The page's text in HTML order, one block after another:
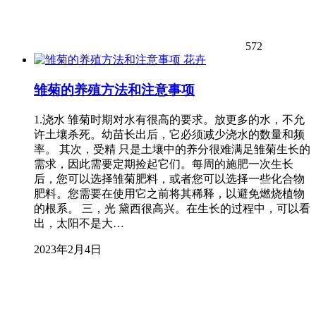
572
花卉
雏菊的养殖方法和注意事项
1.浇水 雏菊时期对水有很高的要求。放更多的水，不允
许土壤杀死。幼苗长出后，它必须减少浇水的数量和频
率。 其次，受精 只是土壤中的养分很难满足雏菊生长的
需求，因此需要定期捡起它们。每周的施肥一次生长
后，您可以选择雏菊肥料，或者您可以选择一些化合物
肥料。您需要在使用它之前将其稀释，以避免燃烧植物
的根系。 三，光 黛西很高兴。在生长的过程中，可以看
出，太阳不是大…
2023年2月4日